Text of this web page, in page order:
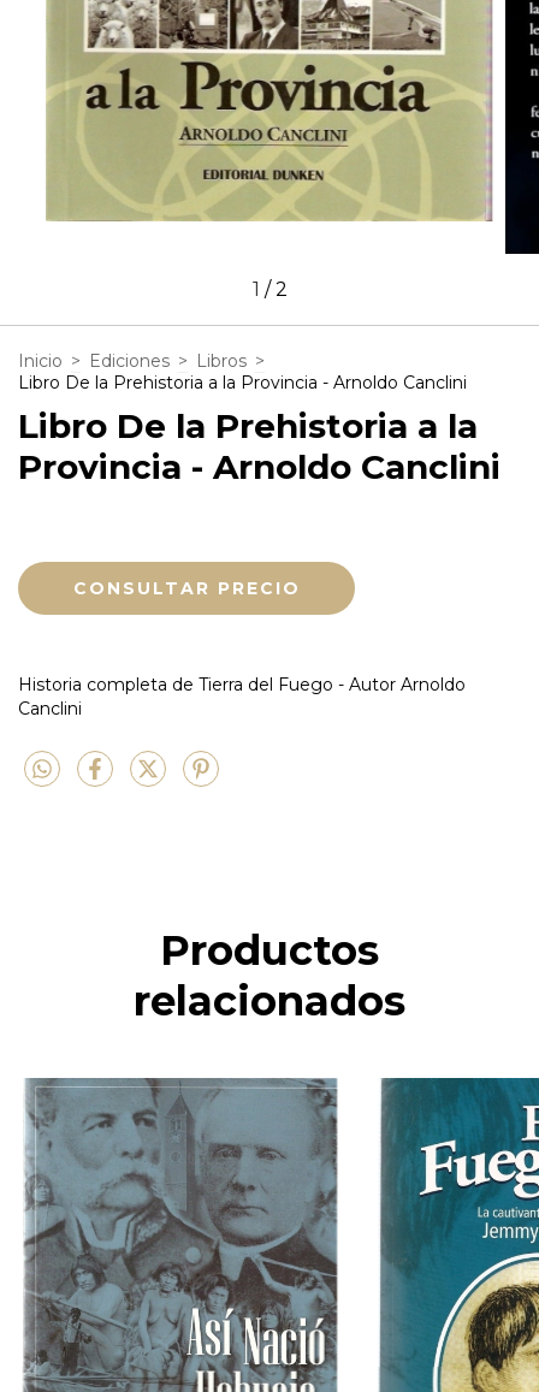
1 /2
Inicio > Ediciones > Libros >
Libro De la Prehistoria a la Provincia - Arnoldo Canclini
Libro De la Prehistoria a la
Provincia - Arnoldo Canclini
Historia completa de Tierra del Fuego - Autor Arnoldo
Canclini
Productos
relacionados